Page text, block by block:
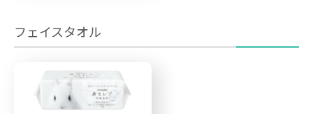
フェイスタオル